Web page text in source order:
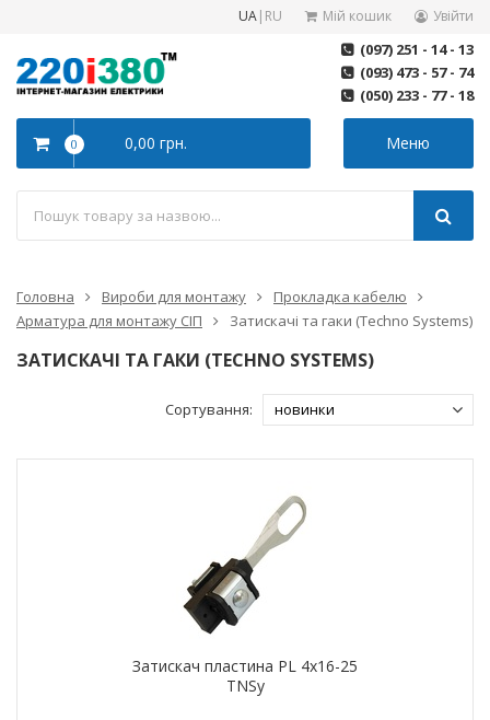
UA| RU Мій кошик Увійти
(097) 251 - 14 - 13
(093) 473 - 57 - 74
(050) 233 - 77 - 18
Меню
0 0,00 грн.
Головна Вироби для монтажу
Прокладка кабелю
Арматура для монтажу СІП
Затискачі та гаки (Techno Systems)
ЗАТИСКАЧІ ТА ГАКИ (TECHNO SYSTEMS)
Сортування:
Затискач пластина PL 4х16-25
TNSy